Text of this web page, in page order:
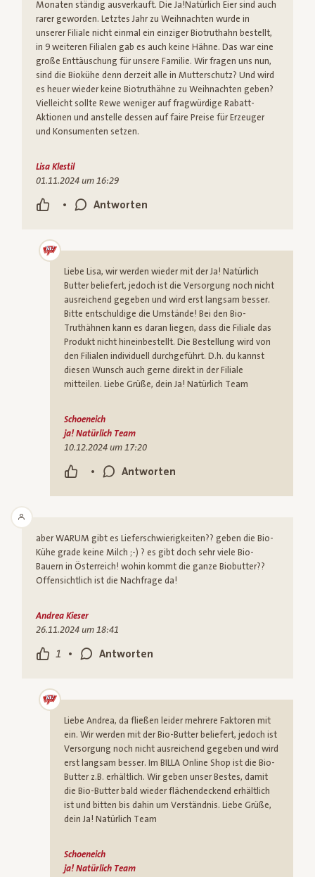
Monaten ständig ausverkauft. Die Ja!Natürlich Eier sind auch
rarer geworden. Letztes Jahr zu Weihnachten wurde in
unserer Filiale nicht einmal ein einziger Biotruthahn bestellt,
in 9 weiteren Filialen gab es auch keine Hähne. Das war eine
große Enttäuschung für unsere Familie. Wir fragen uns nun,
sind die Biokühe denn derzeit alle in Mutterschutz? Und wird
es heuer wieder keine Biotruthähne zu Weihnachten geben?
Vielleicht sollte Rewe weniger auf fragwürdige Rabatt-
Aktionen und anstelle dessen auf faire Preise für Erzeuger
und Konsumenten setzen.
• Antworten
Lisa Klestil
01.11.2024 um 16:29
Liebe Lisa, wir werden wieder mit der Ja! Natürlich
Butter beliefert, jedoch ist die Versorgung noch nicht
ausreichend gegeben und wird erst langsam besser.
Bitte entschuldige die Umstände! Bei den Bio-
Truthähnen kann es daran liegen, dass die Filiale das
Produkt nicht hineinbestellt. Die Bestellung wird von
den Filialen individuell durchgeführt. D.h. du kannst
diesen Wunsch auch gerne direkt in der Filiale
mitteilen. Liebe Grüße, dein Ja! Natürlich Team
• Antworten
Schoeneich
ja! Natürlich Team
10.12.2024 um 17:20
aber WARUM gibt es Lieferschwierigkeiten?? geben die Bio-
Kühe grade keine Milch ;-) ? es gibt doch sehr viele Bio-
Bauern in Österreich! wohin kommt die ganze Biobutter??
Offensichtlich ist die Nachfrage da!
1 • Antworten
Andrea Kieser
26.11.2024 um 18:41
Liebe Andrea, da fließen leider mehrere Faktoren mit
ein. Wir werden mit der Bio-Butter beliefert, jedoch ist
Versorgung noch nicht ausreichend gegeben und wird
erst langsam besser. Im BILLA Online Shop ist die Bio-
Butter z.B. erhältlich. Wir geben unser Bestes, damit
die Bio-Butter bald wieder flächendeckend erhältlich
ist und bitten bis dahin um Verständnis. Liebe Grüße,
dein Ja! Natürlich Team
Schoeneich
ja! Natürlich Team